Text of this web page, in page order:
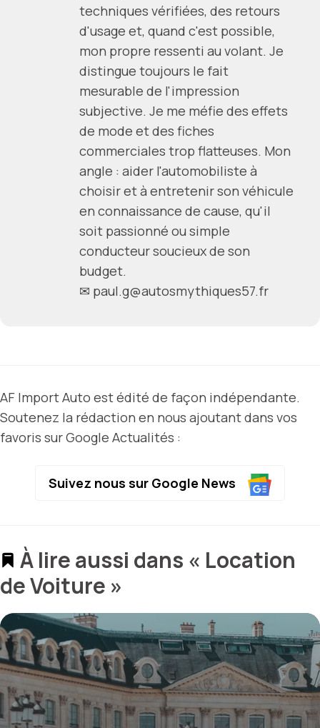
techniques vérifiées, des retours
d'usage et, quand c'est possible,
mon propre ressenti au volant. Je
distingue toujours le fait
mesurable de l'impression
subjective. Je me méfie des effets
de mode et des fiches
commerciales trop flatteuses. Mon
angle : aider l'automobiliste à
choisir et à entretenir son véhicule
en connaissance de cause, qu'il
soit passionné ou simple
conducteur soucieux de son
budget.
✉ paul.g@autosmythiques57.fr
AF Import Auto est édité de façon indépendante.
Soutenez la rédaction en nous ajoutant dans vos
favoris sur Google Actualités :
Suivez nous sur Google News
À lire aussi dans « Location
de Voiture »